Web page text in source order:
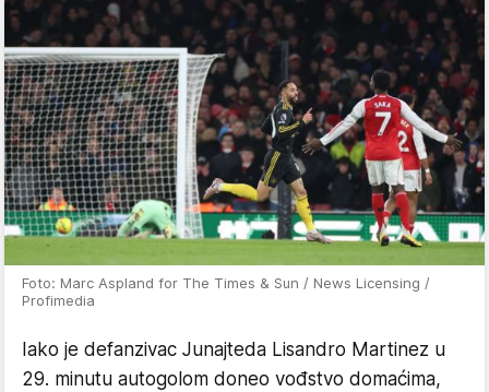
Foto: Marc Aspland for The Times & Sun / News Licensing /
Profimedia
Iako je defanzivac Junajteda Lisandro Martinez u
29. minutu autogolom doneo vođstvo domaćima,